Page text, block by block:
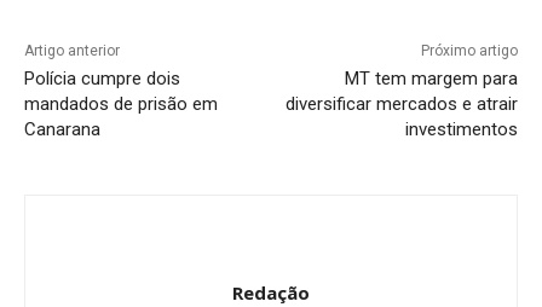
Artigo anterior
Polícia cumpre dois
mandados de prisão em
Canarana
Próximo artigo
MT tem margem para
diversificar mercados e atrair
investimentos
Redação